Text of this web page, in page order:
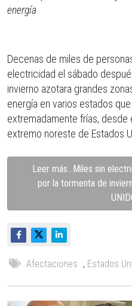
energía
Decenas de miles de
electricidad el sábado
invierno azotara grandes
energía en varios estados
extremadamente frías, desde
extremo noreste de Estados
Leer más…Miles sin
por la tormenta de
Afectaciones , Estados